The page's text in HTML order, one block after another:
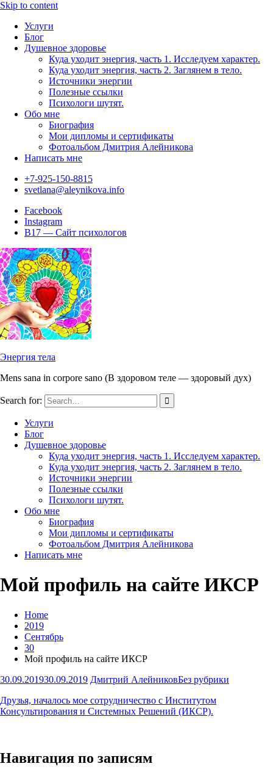
Skip to content
Услуги
Блог
Душевное здоровье
Куда уходит энергия, часть 1. Исследуем характер.
Куда уходит энергия, часть 2. Заглянем в тело.
Источники энергии
Полезные ссылки
Психологи шутят.
Обо мне
Биография
Мои дипломы и сертификаты
Фотоальбом Дмитрия Алейникова
Написать мне
+7-925-150-8815
svetlana@aleynikova.info
Facebook
Instagram
B17 — Сайт психологов
Энергия тела
Mens sana in corpore sano (В здоровом теле — здоровый дух)
Search for:
Услуги
Блог
Душевное здоровье
Куда уходит энергия, часть 1. Исследуем характер.
Куда уходит энергия, часть 2. Заглянем в тело.
Источники энергии
Полезные ссылки
Психологи шутят.
Обо мне
Биография
Мои дипломы и сертификаты
Фотоальбом Дмитрия Алейникова
Написать мне
Мой профиль на сайте ИКСР
Home
2019
Сентябрь
30
Мой профиль на сайте ИКСР
30.09.201930.09.2019 Дмитрий АлейниковБез рубрики
Друзья, началось мое сотрудничество с Институтом
Консультирования и Системных Решений (ИКСР).
Навигация по записям